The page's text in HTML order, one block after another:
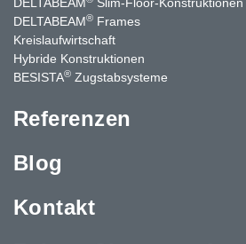
DELTABEAM® Frames
Kreislaufwirtschaft
Hybride Konstruktionen
BESISTA® Zugstabsysteme
Referenzen
Blog
Kontakt